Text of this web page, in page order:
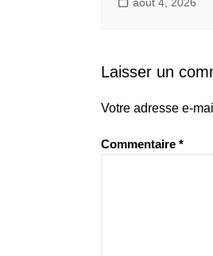
Laisser un
Votre adresse e-
Commentaire *